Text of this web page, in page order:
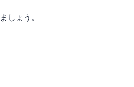
しょう。